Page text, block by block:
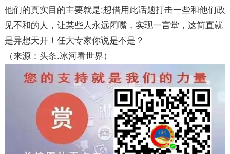
他们的真实目的主要就是:想借用此话题打击一些和他们政
见不和的人，让某些人永远闭嘴，实现一言堂，这简直就
是异想天开！任大专家你说是不是？
（来源：头条.冰河看世界）